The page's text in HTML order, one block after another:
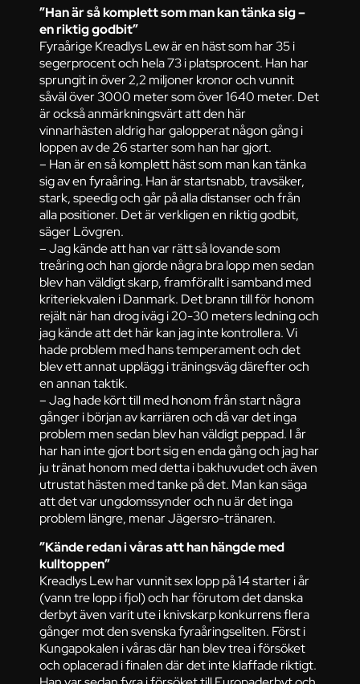
”Han är så komplett som man kan tänka sig –
en riktig godbit”
Fyraårige Kreadlys Lew är en häst som har 35 i
segerprocent och hela 73 i platsprocent. Han har
sprungit in över 2,2 miljoner kronor och vunnit
såväl över 3000 meter som över 1640 meter. Det
är också anmärkningsvärt att den här
vinnarhästen aldrig har galopperat någon gång i
loppen av de 26 starter som han har gjort.
– Han är en så komplett häst som man kan tänka
sig av en fyraåring. Han är startsnabb, travsäker,
stark, speedig och går på alla distanser och från
alla positioner. Det är verkligen en riktig godbit,
säger Lövgren.
– Jag kände att han var rätt så lovande som
treåring och han gjorde några bra lopp men sedan
blev han väldigt skarp, framförallt i samband med
kriteriekvalen i Danmark. Det brann till för honom
rejält när han drog iväg i 20-30 meters ledning och
jag kände att det här kan jag inte kontrollera. Vi
hade problem med hans temperament och det
blev ett annat upplägg i träningsväg därefter och
en annan taktik.
– Jag hade kört till med honom från start några
gånger i början av karriären och då var det inga
problem men sedan blev han väldigt peppad. I år
har han inte gjort bort sig en enda gång och jag har
ju tränat honom med detta i bakhuvudet och även
utrustat hästen med tanke på det. Man kan säga
att det var ungdomssynder och nu är det inga
problem längre, menar Jägersro-tränaren.
”Kände redan i våras att han hängde med
kulltoppen”
Kreadlys Lew har vunnit sex lopp på 14 starter i år
(vann tre lopp i fjol) och har förutom det danska
derbyt även varit ute i knivskarp konkurrens flera
gånger mot den svenska fyraåringseliten. Först i
Kungapokalen i våras där han blev trea i försöket
och oplacerad i finalen där det inte klaffade riktigt.